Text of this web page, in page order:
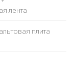
лента
плита